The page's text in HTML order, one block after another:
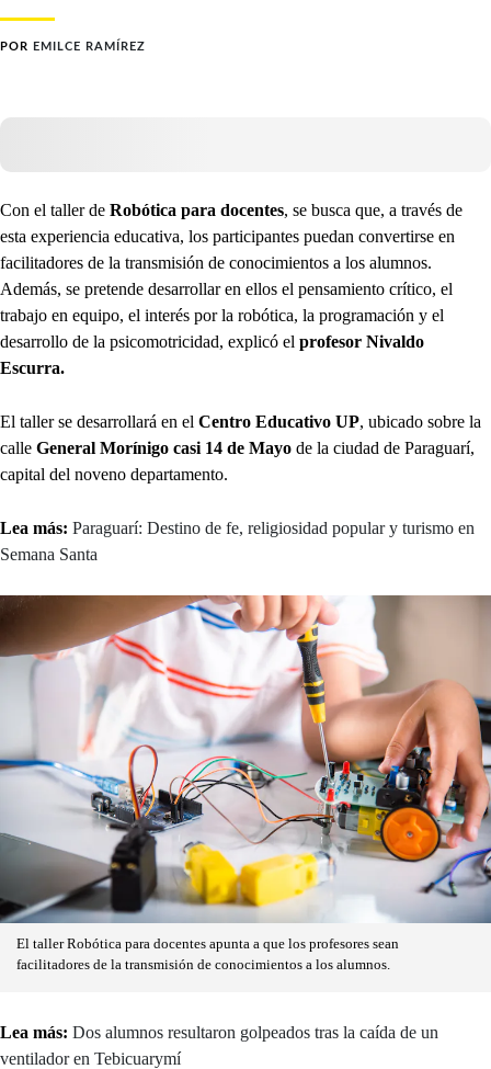
POR EMILCE RAMÍREZ
Con el taller de Robótica para docentes, se busca que, a través de
esta experiencia educativa, los participantes puedan convertirse en
facilitadores de la transmisión de conocimientos a los alumnos.
Además, se pretende desarrollar en ellos el pensamiento crítico, el
trabajo en equipo, el interés por la robótica, la programación y el
desarrollo de la psicomotricidad, explicó el profesor Nivaldo
Escurra.
El taller se desarrollará en el Centro Educativo UP, ubicado sobre la
calle General Morínigo casi 14 de Mayo de la ciudad de Paraguarí,
capital del noveno departamento.
Lea más: Paraguarí: Destino de fe, religiosidad popular y turismo en
Semana Santa
El taller Robótica para docentes apunta a que los profesores sean
facilitadores de la transmisión de conocimientos a los alumnos.
Lea más: Dos alumnos resultaron golpeados tras la caída de un
ventilador en Tebicuarymí